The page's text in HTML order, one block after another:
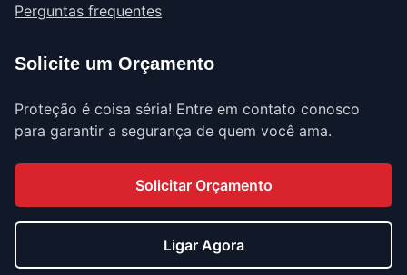
Perguntas frequentes
Solicite um Orçamento
Proteção é coisa séria! Entre em contato conosco
para garantir a segurança de quem você ama.
Solicitar Orçamento
Ligar Agora